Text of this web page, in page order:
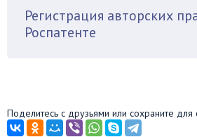
Регистрация авторских
Роспатенте
Поделитесь с друзьями или сохраните для